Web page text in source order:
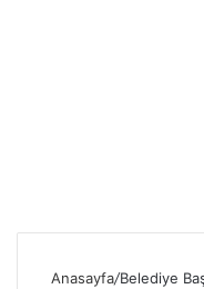
Anasayfa/Belediye